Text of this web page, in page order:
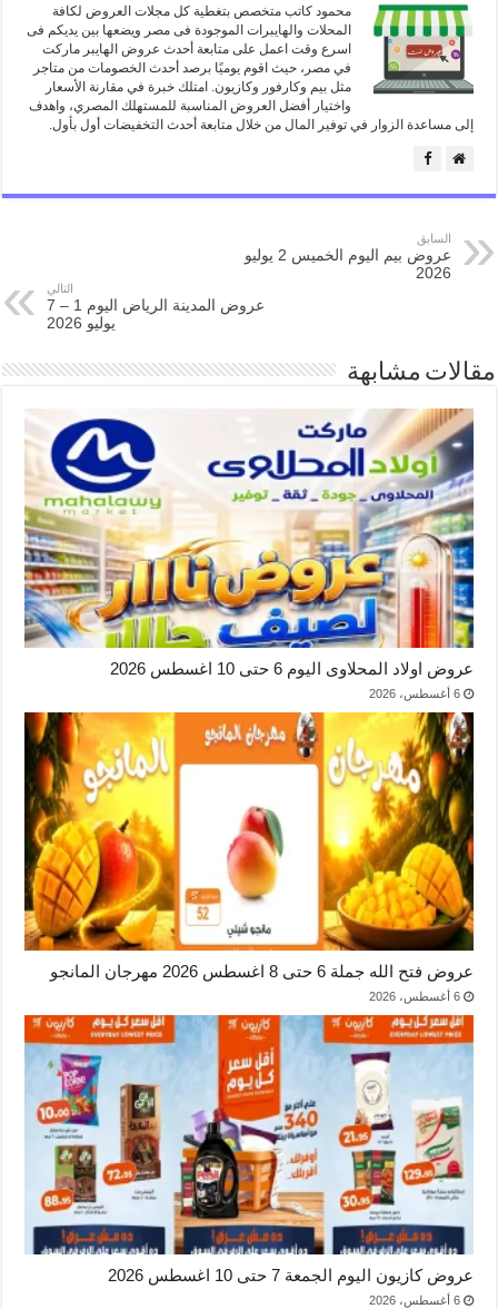
محمود كاتب متخصص بتغطية كل مجلات العروض لكافة
المحلات والهايبرات الموجودة فى مصر ويضعها بين يديكم فى
اسرع وقت اعمل على متابعة أحدث عروض الهايبر ماركت
في مصر، حيث اقوم يوميًا برصد أحدث الخصومات من متاجر
مثل بيم وكارفور وكازيون. امتلك خبرة في مقارنة الأسعار
واختيار أفضل العروض المناسبة للمستهلك المصري، واهدف
إلى مساعدة الزوار في توفير المال من خلال متابعة أحدث التخفيضات أول بأول.
السابق
عروض بيم اليوم الخميس 2 يوليو
2026
التالي
عروض المدينة الرياض اليوم 1 – 7
يوليو 2026
مقالات مشابهة
عروض اولاد المحلاوى اليوم 6 حتى 10 اغسطس 2026
6 أغسطس، 2026
عروض فتح الله جملة 6 حتى 8 اغسطس 2026 مهرجان المانجو
6 أغسطس، 2026
عروض كازيون اليوم الجمعة 7 حتى 10 اغسطس 2026
6 أغسطس، 2026